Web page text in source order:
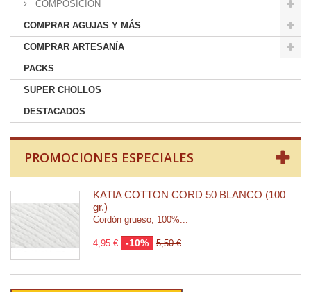
COMPOSICIÓN
COMPRAR AGUJAS Y MÁS
COMPRAR ARTESANÍA
PACKS
SUPER CHOLLOS
DESTACADOS
PROMOCIONES ESPECIALES
KATIA COTTON CORD 50 BLANCO (100
gr.)
Cordón grueso, 100%...
4,95 € -10% 5,50 €